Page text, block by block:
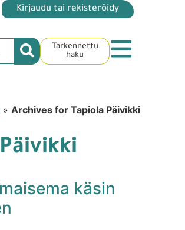
Kirjaudu tai rekisteröidy
Tarkennettu
haku
» Archives for Tapiola Päivikki
käsin